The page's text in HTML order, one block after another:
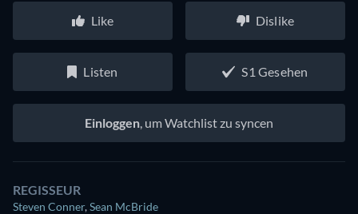
Like Dislike
Listen S1 Gesehen
Einloggen , um Watchlist zu syncen
REGISSEUR
Steven Conner,Sean McBride